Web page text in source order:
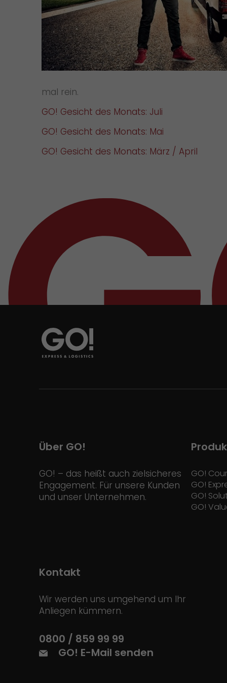
mal rein.
GO! Gesicht des Monats: Juli
GO! Gesicht des Monats: Mai
GO! Gesicht des Monats: März / April
Über GO!
GO! – das heißt auch zielsicheres
Engagement. Für unsere Kunden
und unser Unternehmen.
GO!
GO!
GO!
GO!
Kontakt
Wir werden uns umgehend um Ihr
Anliegen kümmern.
0800 / 859 99 99
GO! E-Mail senden